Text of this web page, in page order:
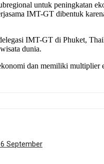
untuk peningkatan
IMT-GT dibentuk
IMT-GT di Phuket,
dunia.
dan memiliki
September